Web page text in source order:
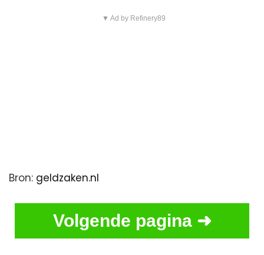
▼ Ad by Refinery89
Bron: geldzaken.nl
Volgende pagina ➜